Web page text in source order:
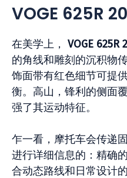
VOGE 625R
在美学上， VOGE 625R
的角线和雕刻的沉积物
饰面带有红色细节可提
衡。高山，锋利的侧面
强了其运动特征。
乍一看，摩托车会传递
进行详细信息的：精确
合动态路线和日常设计